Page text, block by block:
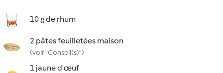
10 g de rhum
2 pâtes feuilletées maison
(voir "Conseil(s)")
1 jaune d'œuf